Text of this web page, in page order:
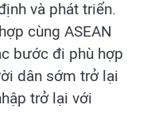
và phát triển.
cùng ASEAN
bước đi phù hợp
dân sớm trở lại
trở lại với